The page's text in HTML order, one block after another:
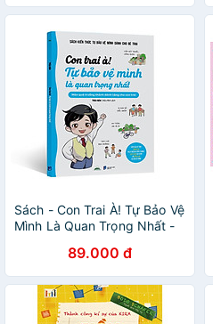
Sách - Con Trai À! Tự Bảo Vệ
Mình Là Quan Trọng Nhất -
Dành Tặng Con Trai - Trâu
Bân
89.000 đ